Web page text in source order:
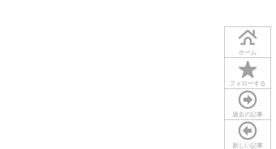
ホーム
フォローする
過去の記事
新しい記事